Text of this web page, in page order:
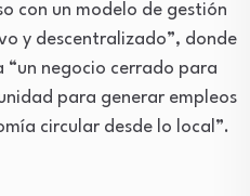
con un modelo de gestión
y descentralizado”, donde
“un negocio cerrado para
para generar empleos
circular desde lo local”.